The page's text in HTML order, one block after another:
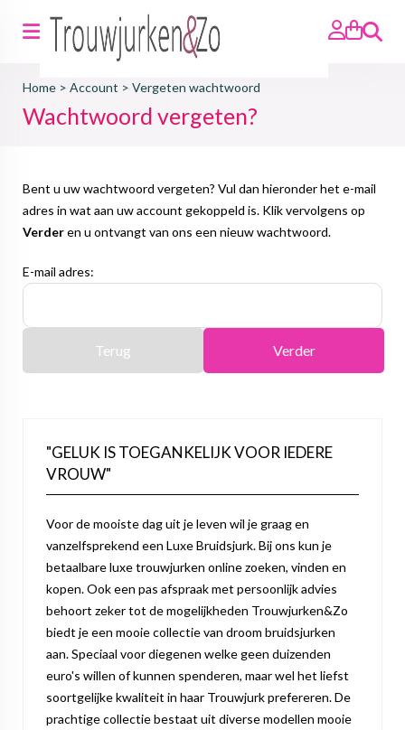
Zoeken
Home > Account > Vergeten wachtwoord
Wachtwoord vergeten?
Bent u uw wachtwoord vergeten? Vul dan hieronder het e-mail
adres in wat aan uw account gekoppeld is. Klik vervolgens op
Verderen u ontvangt van ons een nieuw wachtwoord.
E-mail adres:
Terug Verder
"GELUK IS TOEGANKELIJK VOOR IEDERE
VROUW"
Voor de mooiste dag uit je leven wil je graag en
vanzelfsprekend een Luxe Bruidsjurk. Bij ons kun je
betaalbare luxe trouwjurken online zoeken, vinden en
kopen. Ook een pas afspraak met persoonlijk advies
behoort zeker tot de mogelijkheden Trouwjurken&Zo
biedt je een mooie collectie van droom bruidsjurken
aan. Speciaal voor diegenen welke geen duizenden
euro's willen of kunnen spenderen, maar wel het liefst
soortgelijke kwaliteit in haar Trouwjurk prefereren. De
prachtige collectie bestaat uit diverse modellen mooie